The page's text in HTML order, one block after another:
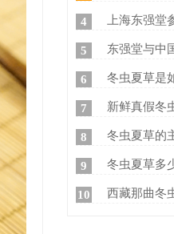
4 上海东强堂
5 东强堂与中国
6 冬虫夏草是如
7 新鲜真假冬
8 冬虫夏草的
9 冬虫夏草多
10 西藏那曲冬虫